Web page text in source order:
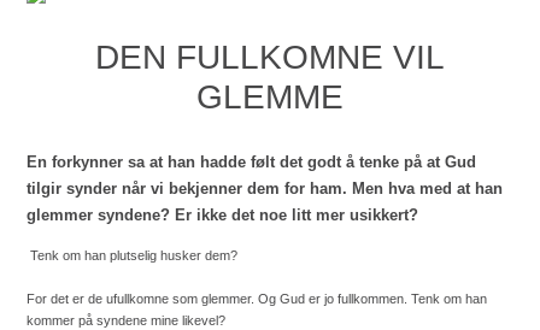
DEN FULLKOMNE VIL
GLEMME
En forkynner sa at han hadde følt det godt å tenke på at Gud
tilgir synder når vi bekjenner dem for ham. Men hva med at han
glemmer syndene? Er ikke det noe litt mer usikkert?
Tenk om han plutselig husker dem?
For det er de ufullkomne som glemmer. Og Gud er jo fullkommen. Tenk om han
kommer på syndene mine likevel?